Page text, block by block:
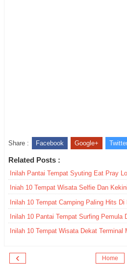
Share : Facebook Google+
Related Posts :
Inilah Pantai Tempat Syuting Eat Pray
Iniah 10 Tempat Wisata Selfie Dan
Inilah 10 Tempat Camping Paling Hits Di
Inilah 10 Pantai Tempat Surfing Pemula
Inilah 10 Tempat Wisata Dekat Terminal
‹ Home